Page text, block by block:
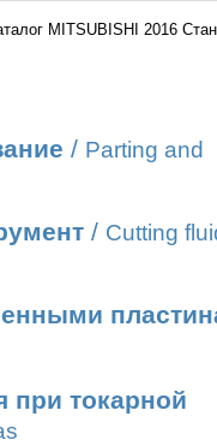
MITSUBISHI 2016
/ Parting and
/ Cutting
при токарной